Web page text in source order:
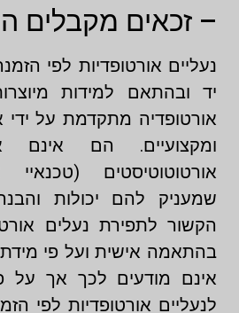
– זכאים מקבלים
נעליים אורטופדיות לפי
יד ובהתאם למידות
אורטופדיה מתקדמת על ידי
ומקצועיים. הם אינם
אורטוטוטיסטים
שמעניק להם יכולות
הקשור לתפירת נעלים
בהתאמה אישית ועל פי
אינם מודעים לכך אך על
לנעליים אורטופדיות לפי